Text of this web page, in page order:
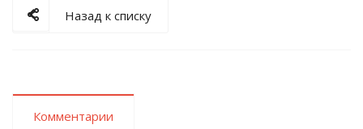
Назад к списку
Комментарии